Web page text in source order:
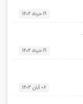
19 خرداد 1404
19 خرداد 1404
06 آبان 1403